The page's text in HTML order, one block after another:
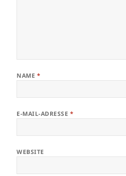
NAME *
E-MAIL-ADRESSE *
WEBSITE